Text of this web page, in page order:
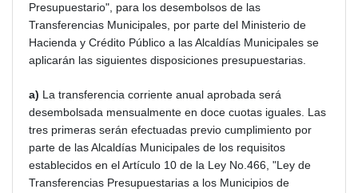
Presupuestario", para los desembolsos de las
Transferencias Municipales, por parte del Ministerio de
Hacienda y Crédito Público a las Alcaldías Municipales se
aplicarán las siguientes disposiciones presupuestarias.
a) La transferencia corriente anual aprobada será
desembolsada mensualmente en doce cuotas iguales. Las
tres primeras serán efectuadas previo cumplimiento por
parte de las Alcaldías Municipales de los requisitos
establecidos en el Artículo 10 de la Ley No.466, "Ley de
Transferencias Presupuestarias a los Municipios de